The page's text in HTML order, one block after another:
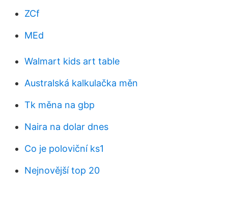
ZCf
MEd
Walmart kids art table
Australská kalkulačka měn
Tk měna na gbp
Naira na dolar dnes
Co je poloviční ks1
Nejnovější top 20